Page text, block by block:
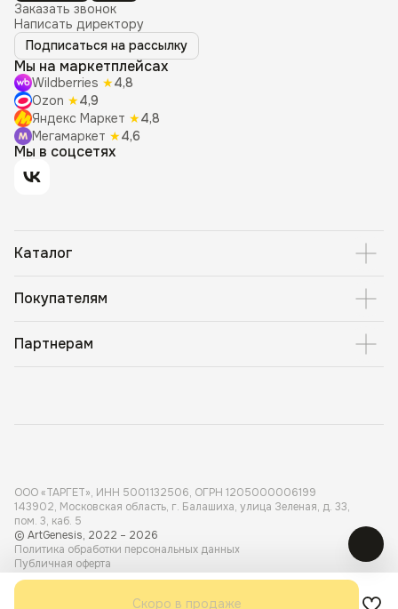
Заказать звонок
Написать директору
Подписаться на рассылку
Мы на маркетплейсах
Wildberries ★4,8
Ozon ★4,9
Яндекс Маркет ★4,8
Мегамаркет ★4,6
Мы в соцсетях
Каталог
Покупателям
Партнерам
ООО «ТАРГЕТ», ИНН 5001 132506, ОГРН 1205000006199
143902, Московская область, г. Балашиха, улица Зеленая, д. 33,
пом. 3, каб. 5
© ArtGenesis, 2022 – 2026
Политика обработки персональных данных
Публичная оферта
Карта сайта